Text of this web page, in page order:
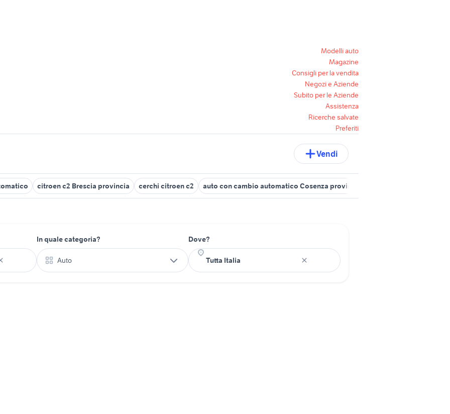
Modelli auto
Magazine
Consigli per la vendita
Negozi e Aziende
Subito per le Aziende
Assistenza
Ricerche salvate
Preferiti
Vendi
citroen c2 Brescia provincia cerchi citroen c2 auto con cambio automatico Cosenza provincia
In quale categoria?
Auto
Dove?